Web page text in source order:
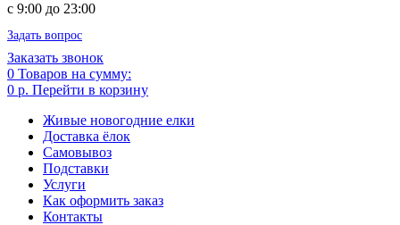
c 9:00 до 23:00
Задать вопрос
Заказать звонок
0 Товаров на сумму:
0 р. Перейти в корзину
Живые новогодние елки
Доставка ёлок
Самовывоз
Подставки
Услуги
Как оформить заказ
Контакты